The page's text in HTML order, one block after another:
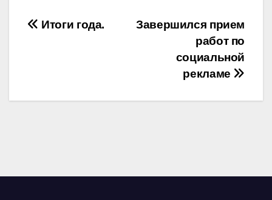
Навигация
Завершился прием
работ по
социальной
рекламе
Итоги года.